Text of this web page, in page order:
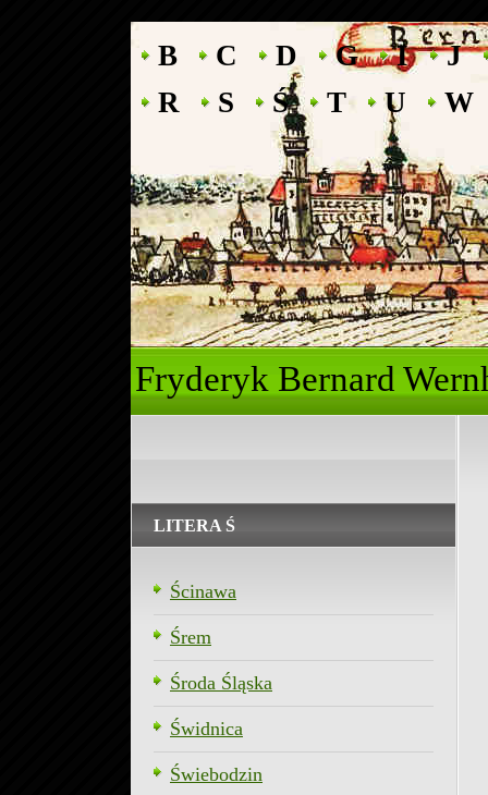
B C D G I
J
R
S Ś T U W
Fryderyk
LITERA Ś
Ścinawa
Śrem
Środa Śląska
Świdnica
Świebodzin